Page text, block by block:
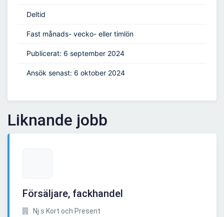
Deltid
Fast månads- vecko- eller timlön
Publicerat: 6 september 2024
Ansök senast: 6 oktober 2024
Liknande jobb
Försäljare, fackhandel
Nj s Kort och Present